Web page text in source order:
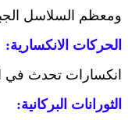
ومعظم السلاسل
الحركات الانكسارية:
انكسارات تحدث في
الثورانات البركانية: